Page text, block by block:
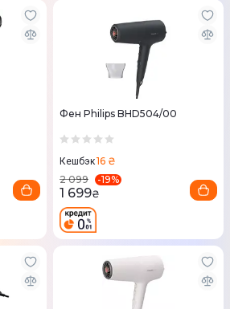
Фен Philips BHD504/00
Кешбэк16 ₴
2 099
-19%
1 699₴